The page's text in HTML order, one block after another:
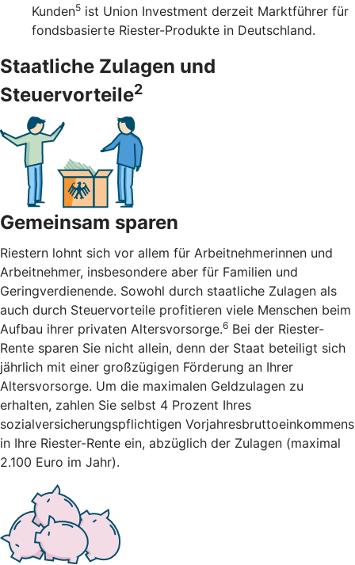
Kunden5 ist Union Investment derzeit Marktführer für
fondsbasierte Riester-Produkte in Deutschland.
Staatliche Zulagen und
Steuervorteile2
Gemeinsam sparen
Riestern lohnt sich vor allem für Arbeitnehmerinnen und
Arbeitnehmer, insbesondere aber für Familien und
Geringverdienende. Sowohl durch staatliche Zulagen als
auch durch Steuervorteile profitieren viele Menschen beim
Aufbau ihrer privaten Altersvorsorge.6 Bei der Riester-
Rente sparen Sie nicht allein, denn der Staat beteiligt sich
jährlich mit einer großzügigen Förderung an Ihrer
Altersvorsorge. Um die maximalen Geldzulagen zu
erhalten, zahlen Sie selbst 4 Prozent Ihres
sozialversicherungspflichtigen Vorjahresbruttoeinkommens
in Ihre Riester-Rente ein, abzüglich der Zulagen (maximal
2.100 Euro im Jahr).